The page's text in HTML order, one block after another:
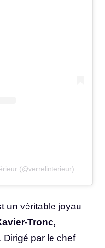
(@verrelinterieur)
un véritable joyau
Tronc,
. Dirigé par le chef